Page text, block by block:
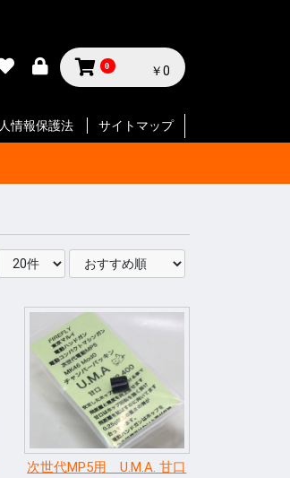
0 ￥0
情報保護法 サイトマップ
次世代MP5用 U.M.A. 甘口